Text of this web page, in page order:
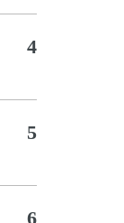
4
5
6